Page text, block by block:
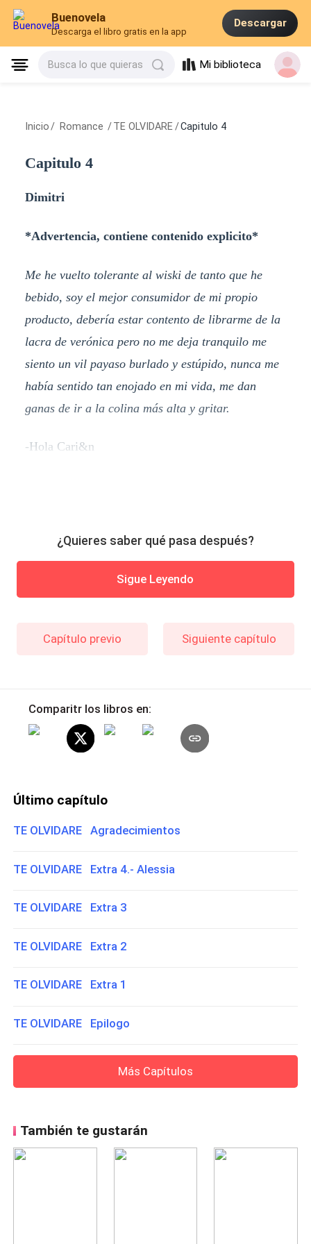
Buenovela
Descarga el libro gratis en la app
Descargar
Busca lo que quieras Mi biblioteca
Inicio / Romance /TE OLVIDARE /Capitulo 4
Capitulo 4
Dimitri
*Advertencia, contiene contenido explicito*
Me he vuelto tolerante al wiski de tanto que he
bebido, soy el mejor consumidor de mi propio
producto, debería estar contento de librarme de la
lacra de verónica pero no me deja tranquilo me
siento un vil payaso burlado y estúpido, nunca me
había sentido tan enojado en mi vida, me dan
ganas de ir a la colina más alta y gritar.
-Hola Cari&n
¿Quieres saber qué pasa después?
Sigue Leyendo
Capítulo previo Siguiente capítulo
Comparitr los libros en:
Último capítulo
TE OLVIDARE Agradecimientos
TE OLVIDARE Extra 4.- Alessia
TE OLVIDARE Extra 3
TE OLVIDARE Extra 2
TE OLVIDARE Extra 1
TE OLVIDARE Epilogo
Más Capítulos
También te gustarán